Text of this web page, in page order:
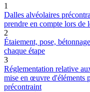
1
Dalles alvéolaires
prendre en compte lors de
2
Étaiement, pose,
chaque étape
3
Réglementation relative
mise en œuvre d'éléments
précontraint